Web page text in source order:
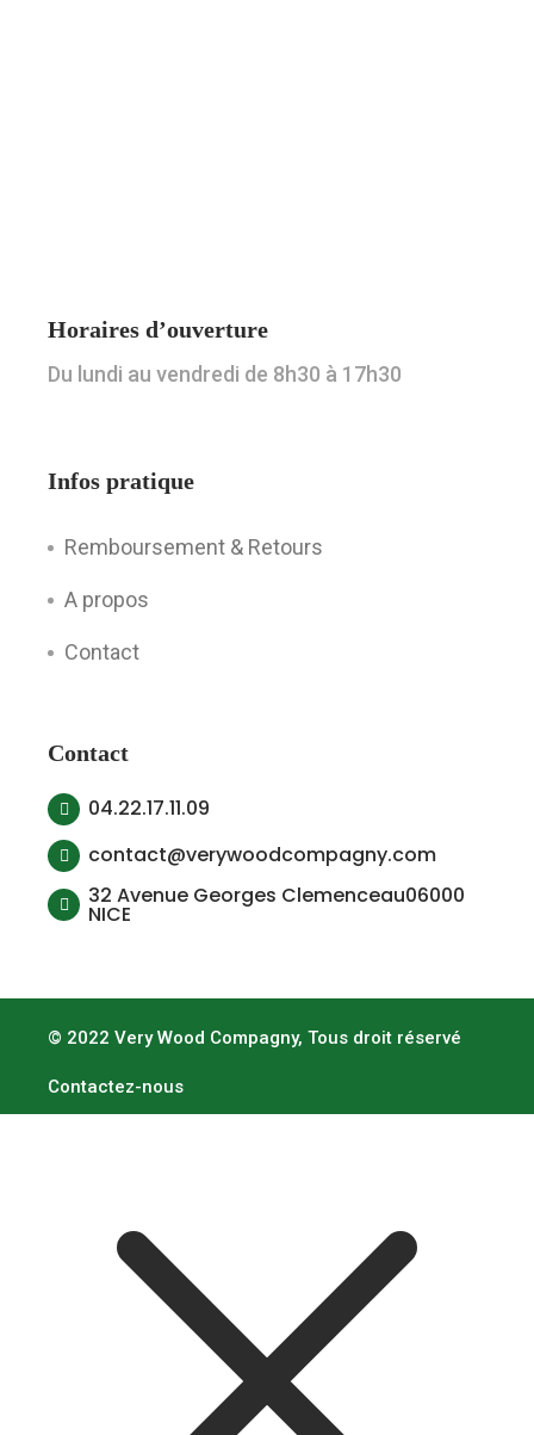
Horaires d’ouverture
Du lundi au vendredi de 8h30 à 17h30
Infos pratique
Remboursement & Retours
A propos
Contact
Contact
04.22.17.11.09
contact@verywoodcompagny.com
32 Avenue Georges Clemenceau06000
NICE
© 2022 Very Wood Compagny, Tous droit réservé
Contactez-nous